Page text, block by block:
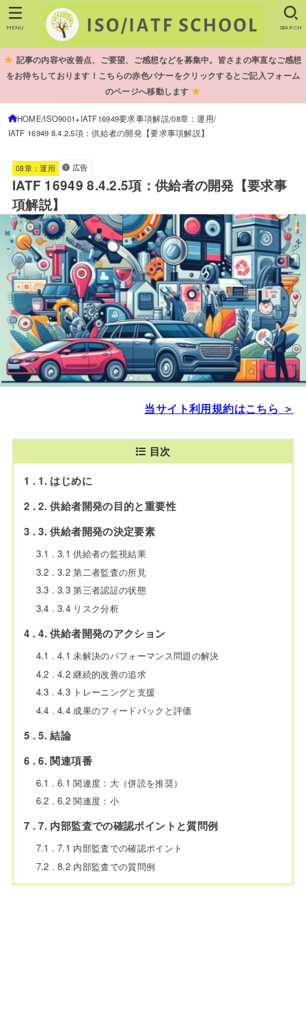
SEARCH
MENU
記事の内容や改善点、ご要望、ご感想などを募集中。皆さまの率直なご感想
をお待ちしております！こちらの赤色バナーをクリックするとご記入フォーム
のページへ移動します
HOME ISO9001+IATF16949要求事項解説 08章：運用
IATF 16949 8.4.2.5項：供給者の開発【要求事項解説】
08章：運用 広告
IATF 16949 8.4.2.5項：供給者の開発【要求事
項解説】
当サイト利用規約はこちら ＞
目次
1
1. はじめに
2
2. 供給者開発の目的と重要性
3
3. 供給者開発の決定要素
3.1
3.1 供給者の監視結果
3.2
3.2 第二者監査の所見
3.3
3.3 第三者認証の状態
3.4
3.4 リスク分析
4 4. 供給者開発のアクション
4.1
4.1 未解決のパフォーマンス問題の解決
4.2
4.2 継続的改善の追求
4.3
4.3 トレーニングと支援
4.4
4.4 成果のフィードバックと評価
5
5. 結論
6
6. 関連項番
6.1
6.1 関連度：大（併読を推奨）
6.2
6.2 関連度：小
7 7. 内部監査での確認ポイントと質問例
7.1
7.1 内部監査での確認ポイント
7.2
8.2 内部監査での質問例